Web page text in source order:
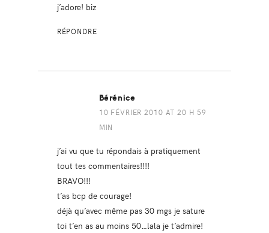
j’adore! biz
RÉPONDRE
Bérénice
10 FÉVRIER 2010 AT 20 H 59
MIN
j’ai vu que tu répondais à pratiquement
tout tes commentaires!!!!
BRAVO!!!
t’as bcp de courage!
déjà qu’avec même pas 30 mgs je sature
toi t’en as au moins 50…lala je t’admire!